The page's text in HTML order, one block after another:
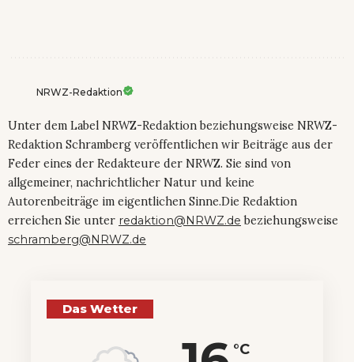
NRWZ-Redaktion
Unter dem Label NRWZ-Redaktion beziehungsweise NRWZ-
Redaktion Schramberg veröffentlichen wir Beiträge aus der
Feder eines der Redakteure der NRWZ. Sie sind von
allgemeiner, nachrichtlicher Natur und keine
Autorenbeiträge im eigentlichen Sinne.Die Redaktion
erreichen Sie unter redaktion@NRWZ.de beziehungsweise
schramberg@NRWZ.de
Das Wetter
°C